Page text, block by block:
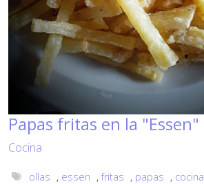
Papas fritas en la "Essen"
Cocina
ollas , essen , fritas , papas , cocina